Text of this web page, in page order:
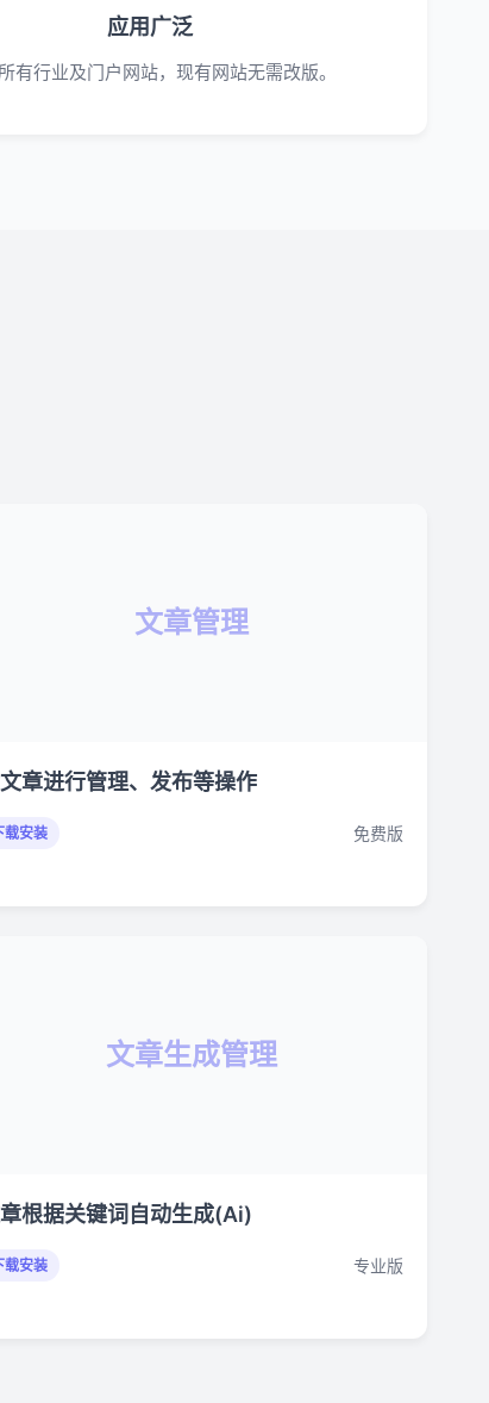
应用广泛
有行业及门户网站，现有网站无需改版。
文章管理
章进行管理、发布等操作
载安装 免费版
文章生成管理
根据关键词自动生成(Ai)
载安装 专业版